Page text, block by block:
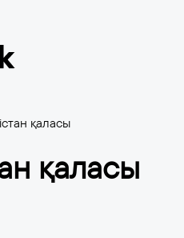
қаласы
қаласы